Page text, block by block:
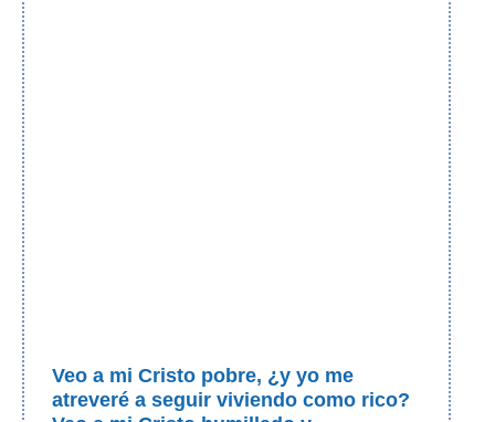
Veo a mi Cristo pobre, ¿y yo me
atreveré a seguir viviendo como rico?